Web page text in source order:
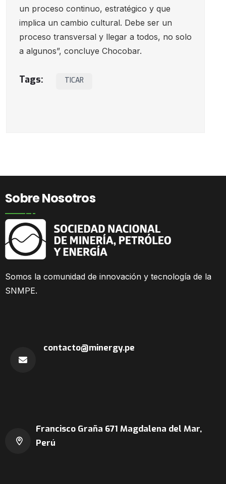
un proceso continuo, estratégico y que
implica un cambio cultural. Debe ser un
proceso transversal y llegar a todos, no solo
a algunos”, concluye Chocobar.
Tags: TICAR
Sobre Nosotros
Somos la comunidad de innovación y tecnología de la
SNMPE.
contacto@minergy.pe
Francisco Graña 671 Magdalena del Mar,
Perú